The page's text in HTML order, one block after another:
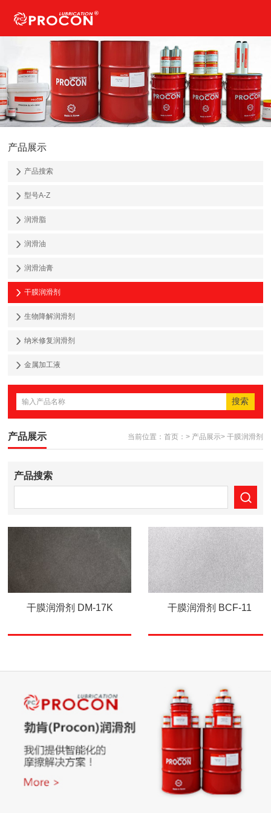
产品展示
产品搜索
型号A-Z
润滑脂
润滑油
润滑油膏
干膜润滑剂
生物降解润滑剂
纳米修复润滑剂
金属加工液
产品展示 当前位置： 首页： > 产品展示> 干膜润滑剂
产品搜索
干膜润滑剂 DM-17K 干膜润滑剂 BCF-11